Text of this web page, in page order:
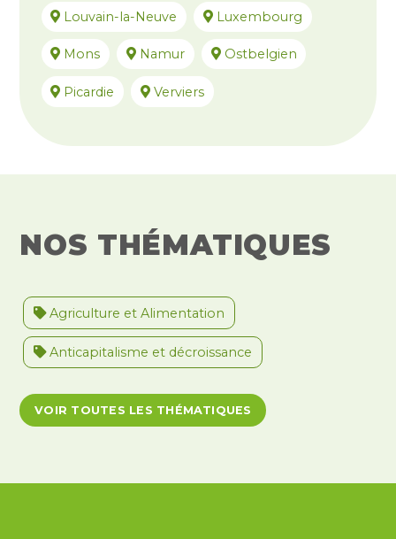
Louvain-la-Neuve Luxembourg
Mons Namur Ostbelgien
Picardie Verviers
NOS THÉMATIQUES
Agriculture et Alimentation
Anticapitalisme et décroissance
Antiracisme et décolonisation
Antivalidisme Climat et environnement
VOIR TOUTES LES THÉMATIQUES